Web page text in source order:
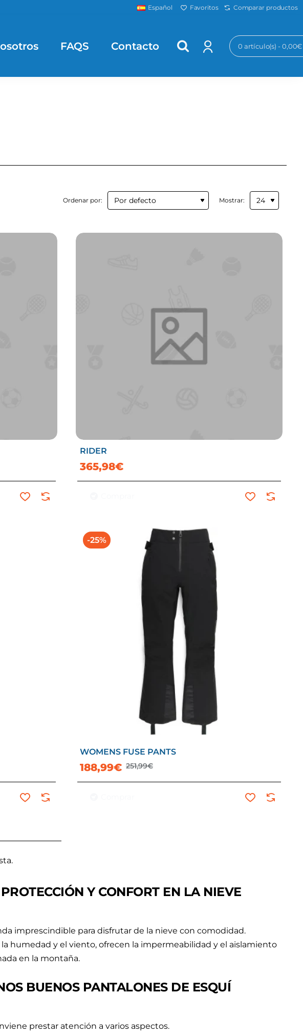
Español Favoritos Comparar productos
FAQS Contacto 0 artículo(s) - 0,00€
Y CONFORT EN LA NIEVE
imprescindible para disfrutar de la nieve con comodidad.
humedad y el viento, ofrecen la impermeabilidad y el aislamiento
en la montaña.
BUENOS PANTALONES DE ESQUÍ
prestar atención a varios aspectos.
Ordenar por: Mostrar:
RIDER
365,98€
-25%
WOMENS FUSE PANTS
188,99€ 251,99€